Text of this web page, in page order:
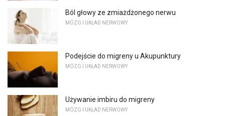
Ból głowy ze zmiażdżonego nerwu
MÓZG I UKŁAD NERWOWY
Podejście do migreny u Akupunktury
MÓZG I UKŁAD NERWOWY
Używanie imbiru do migreny
MÓZG I UKŁAD NERWOWY